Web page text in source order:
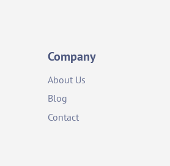
Company
About Us
Blog
Contact